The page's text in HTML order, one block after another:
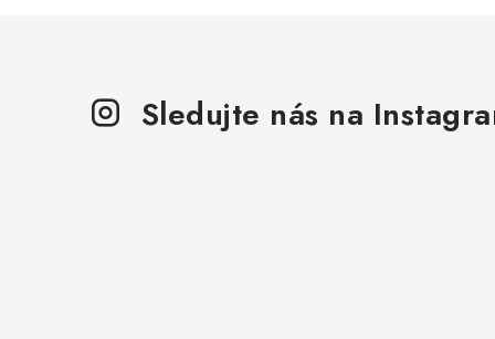
Sledujte nás na